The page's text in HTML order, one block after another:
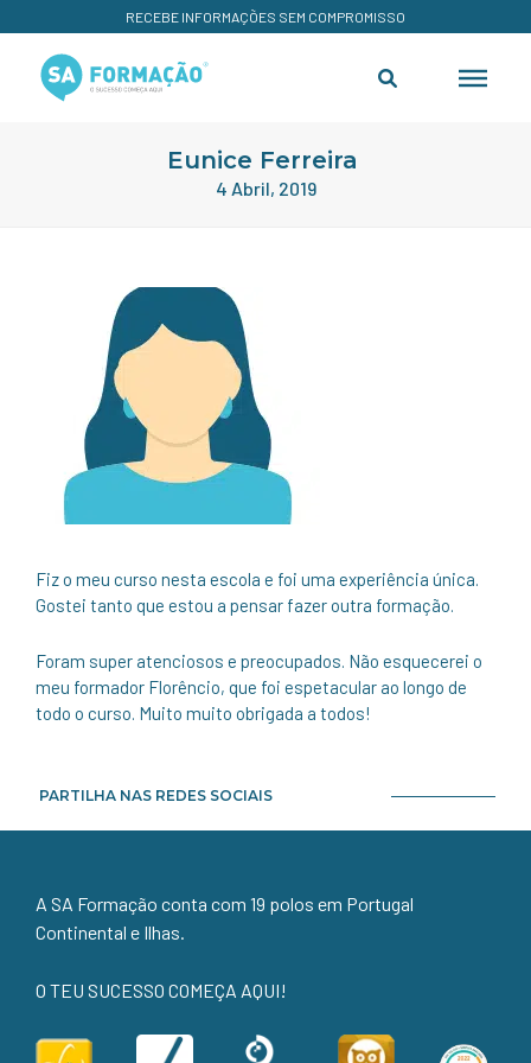
RECEBE INFORMAÇÕES SEM COMPROMISSO
Eunice Ferreira
4 Abril, 2019
Fiz o meu curso nesta escola e foi uma experiência única.
Gostei tanto que estou a pensar fazer outra formação.
Foram super atenciosos e preocupados. Não esquecerei o
meu formador Florêncio, que foi espetacular ao longo de
todo o curso. Muito muito obrigada a todos!
PARTILHA NAS REDES SOCIAIS
A SA Formação conta com 19 polos em Portugal
Continental e Ilhas.
O TEU SUCESSO COMEÇA AQUI!